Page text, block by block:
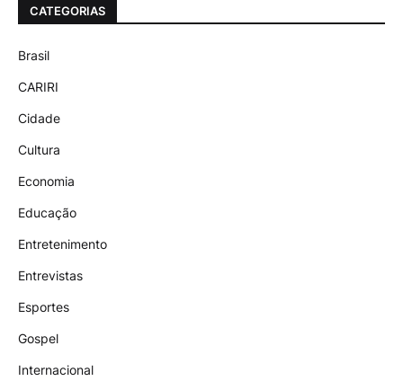
CATEGORIAS
Brasil
CARIRI
Cidade
Cultura
Economia
Educação
Entretenimento
Entrevistas
Esportes
Gospel
Internacional